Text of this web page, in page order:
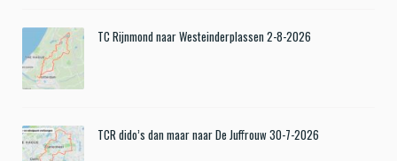
TC Rijnmond naar Westeinderplassen 2-8-2026
TCR dido’s dan maar naar De Juffrouw 30-7-2026